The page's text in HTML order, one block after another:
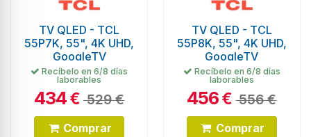
TV QLED - TCL
55P7K, 55", 4K UHD,
GoogleTV
Recíbelo en 6/8 días
laborables
434€ 529 €
Comprar
TV QLED - TCL
55P8K, 55", 4K UHD,
GoogleTV
Recíbelo en 6/8 días
laborables
456€ 556 €
Comprar